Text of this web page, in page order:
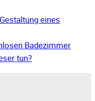
eines
Badezimmer
tun?